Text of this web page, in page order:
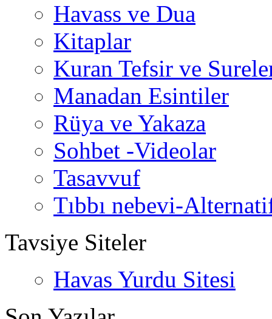
Havass ve Dua
Kitaplar
Kuran Tefsir ve
Manadan Esintiler
Rüya ve Yakaza
Sohbet -Videolar
Tasavvuf
Tıbbı nebevi-
Tavsiye Siteler
Havas Yurdu Sitesi